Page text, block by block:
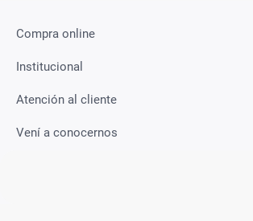
Compra online
Institucional
Atención al cliente
Vení a conocernos